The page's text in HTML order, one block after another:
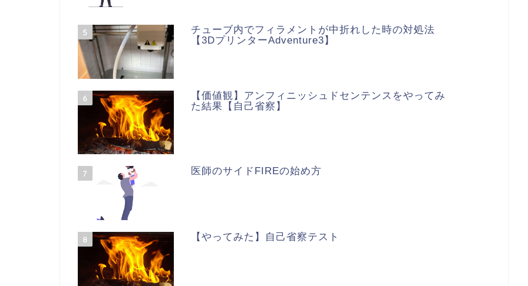
5
チューブ内でフィラメントが中折れした時の対処法
【3DプリンターAdventure3】
6
【価値観】アンフィニッシュドセンテンスをやってみ
た結果【自己省察】
7 医師のサイドFIREの始め方
8 【やってみた】自己省察テスト